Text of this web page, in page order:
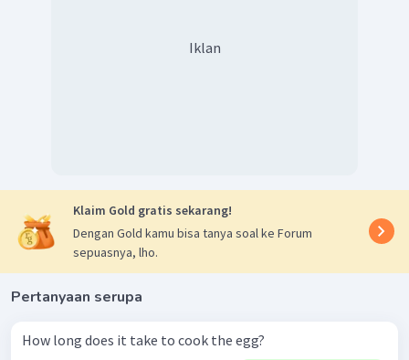
Iklan
Klaim Gold gratis sekarang!
Dengan Gold kamu bisa tanya soal ke Forum
sepuasnya, lho.
Pertanyaan serupa
How long does it take to cook the egg?